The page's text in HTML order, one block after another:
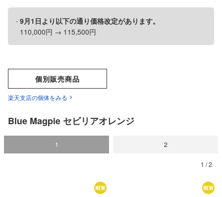
9月1日より以下の通り価格改定があります。
110,000円 → 115,500円
個別販売商品
楽天支店の個体をみる
Blue Magpie セビリアオレンジ
1 2